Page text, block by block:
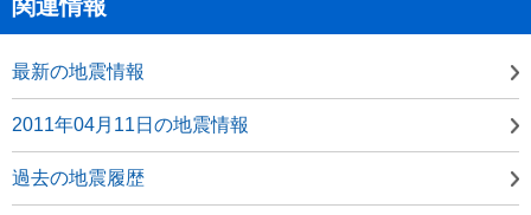
関連情報
最新の地震情報
2011年04月11日の地震情報
過去の地震履歴